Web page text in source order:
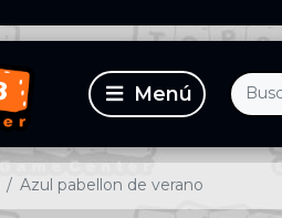
Azul pabellon de verano